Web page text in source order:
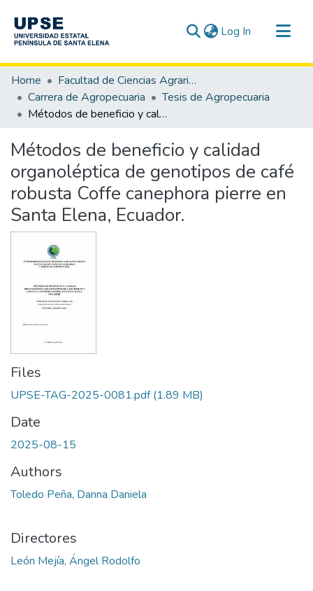
Log In (current)
Communities & Collections
All of DSpace
Statistics
Home
Facultad de Ciencias Agrarias
Carrera de Agropecuaria
Tesis de Agropecuaria
Métodos de beneficio y calidad organoléptica de genotipos de café robusta Coffe canephora pierre en Santa Elena, Ecuador.
Métodos de beneficio y calidad
organoléptica de genotipos de café
robusta Coffe canephora pierre en
Santa Elena, Ecuador.
Files
UPSE-TAG-2025-0081.pdf(1.89 MB)
Date
2025-08-15
Authors
Toledo Peña, Danna Daniela
Directores
León Mejía, Ángel Rodolfo